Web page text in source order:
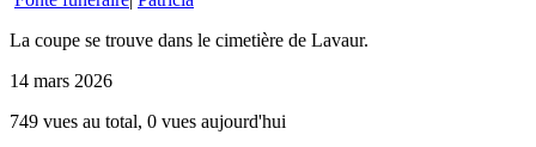
La coupe se trouve dans le cimetière de Lavaur.
14 mars 2026
749 vues au total, 0 vues aujourd'hui